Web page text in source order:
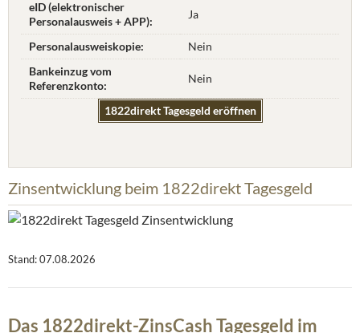
eID (elektronischer
Personalausweis + APP):
Ja
Personalausweiskopie:
Nein
Bankeinzug vom
Referenzkonto:
Nein
1822direkt Tagesgeld eröffnen
Zinsentwicklung beim 1822direkt Tagesgeld
Stand: 07.08.2026
Das 1822direkt-ZinsCash Tagesgeld im